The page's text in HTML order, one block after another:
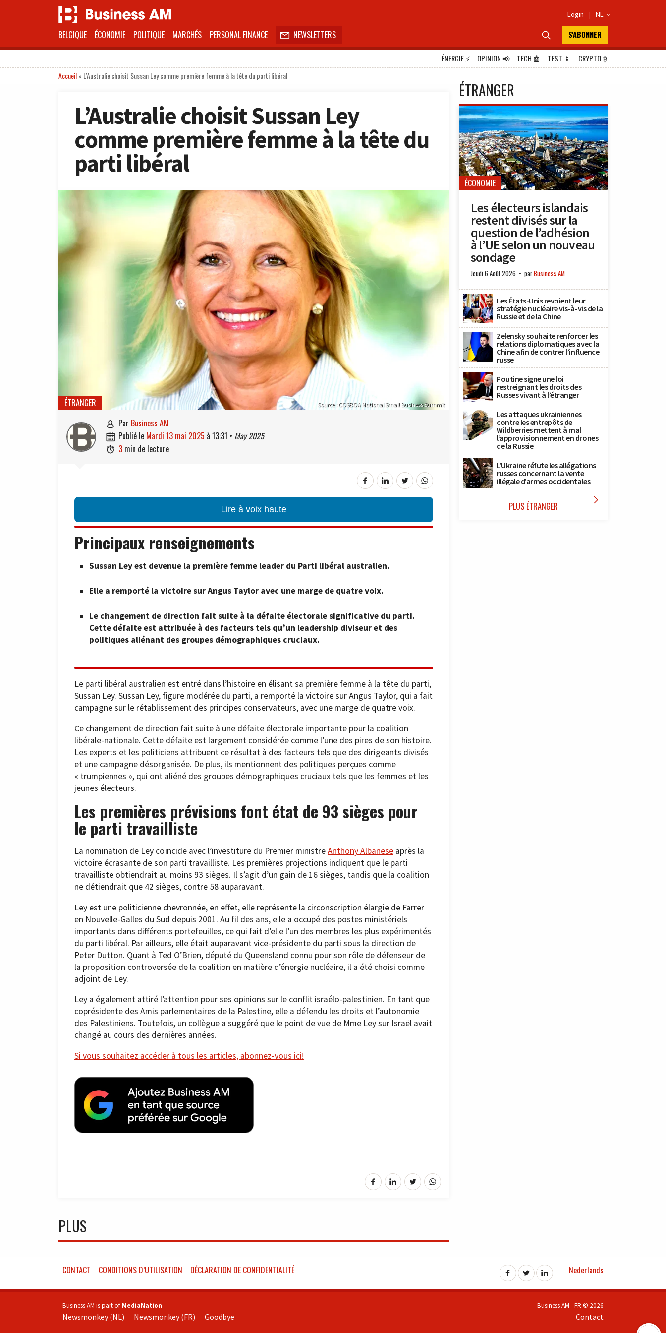
Login | NL 
BELGIQUE ÉCONOMIE POLITIQUE MARCHÉS PERSONAL FINANCE  NEWSLETTERS  S'ABONNER
ÉNERGIE⚡ OPINION📢 TECH 🤖 TEST 📱 CRYPTO₿
Accueil» L’Australie choisit Sussan Ley comme première femme à la tête du parti libéral
L’Australie choisit Sussan Ley
comme première femme à la tête du
parti libéral
Source : COSBOA National Small Business Summit
ÉTRANGER
 par Business AM
 publié le mardi 13 mai 2025 à 13:31 • May 2025
 3 min de lecture
Lire à voix haute
Principaux renseignements
Sussan Ley est devenue la première femme leader du Parti libéral australien.
Elle a remporté la victoire sur Angus Taylor avec une marge de quatre voix.
Le changement de direction fait suite à la défaite électorale significative du parti.
Cette défaite est attribuée à des facteurs tels qu’un leadership diviseur et des
politiques aliénant des groupes démographiques cruciaux.
Le parti libéral australien est entré dans l’histoire en élisant sa première femme à la tête du parti,
Sussan Ley. Sussan Ley, figure modérée du parti, a remporté la victoire sur Angus Taylor, qui a fait
campagne sur le rétablissement des principes conservateurs, avec une marge de quatre voix.
Ce changement de direction fait suite à une défaite électorale importante pour la coalition
libérale-nationale. Cette défaite est largement considérée comme l’une des pires de son histoire.
Les experts et les politiciens attribuent ce résultat à des facteurs tels que des dirigeants divisés
et une campagne désorganisée. De plus, ils mentionnent des politiques perçues comme
« trumpiennes », qui ont aliéné des groupes démographiques cruciaux tels que les femmes et les
jeunes électeurs.
Les premières prévisions font état de 93 sièges pour
le parti travailliste
La nomination de Ley coïncide avec l’investiture du Premier ministreAnthony Albanese après la
victoire écrasante de son parti travailliste. Les premières projections indiquent que le parti
travailliste obtiendrait au moins 93 sièges. Il s’agit d’un gain de 16 sièges, tandis que la coalition
ne détiendrait que 42 sièges, contre 58 auparavant.
Ley est une politicienne chevronnée, en effet, elle représente la circonscription élargie de Farrer
en Nouvelle-Galles du Sud depuis 2001. Au fil des ans, elle a occupé des postes ministériels
importants dans différents portefeuilles, ce qui fait d’elle l’un des membres les plus expérimentés
du parti libéral. Par ailleurs, elle était auparavant vice-présidente du parti sous la direction de
Peter Dutton. Quant à Ted O’Brien, député du Queensland connu pour son rôle de défenseur de
la proposition controversée de la coalition en matière d’énergie nucléaire, il a été choisi comme
adjoint de Ley.
Ley a également attiré l’attention pour ses opinions sur le conflit israélo-palestinien. En tant que
coprésidente des Amis parlementaires de la Palestine, elle a défendu les droits et l’autonomie
des Palestiniens. Toutefois, un collègue a suggéré que le point de vue de Mme Ley sur Israël avait
changé au cours des dernières années.
Si vous souhaitez accéder à tous les articles, abonnez-vous ici!
PLUS
ÉTRANGER
ÉCONOMIE
Les électeurs islandais
restent divisés sur la
question de l’adhésion
à l’UE selon un nouveau
sondage
Jeudi 6 Août 2026 parBusiness AM
Les États-Unis revoient leur
stratégie nucléaire vis-à-vis de la
Russie et de la Chine
Zelensky souhaite renforcer les
relations diplomatiques avec la
Chine afin de contrer l’influence
russe
Poutine signe une loi
restreignant les droits des
Russes vivant à l’étranger
Les attaques ukrainiennes
contre les entrepôts de
Wildberries mettent à mal
l’approvisionnement en drones
de la Russie
L’Ukraine réfute les allégations
russes concernant la vente
illégale d’armes occidentales
PLUS ÉTRANGER 
CONTACT CONDITIONS D’UTILISATION DÉCLARATION DE CONFIDENTIALITÉ Nederlands
Business AM is part of MediaNation
Newsmonkey (NL) Newsmonkey (FR) Goodbye
Business AM - FR © 2026
Contact